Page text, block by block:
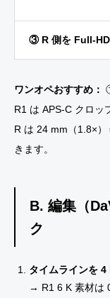
③ R 側を Full-HD
ワンオペおすすめ：
R1 は APS-C クロッ
R は 24 mm（1.8×
きます。
B. 編集（
ク
タイムラインを 4
→ R1 6 K 素材は